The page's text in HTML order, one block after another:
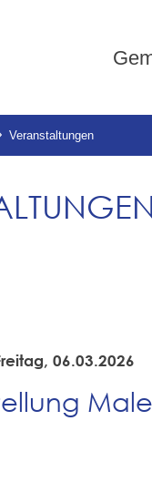
Veranstaltungen
06.03.2026